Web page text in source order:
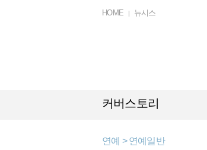
HOME 뉴시스
커버스토리
연예 > 연예일반